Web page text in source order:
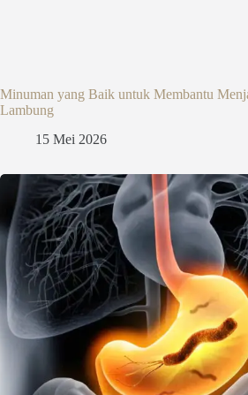
Minuman yang Baik untuk Membantu
Lambung
15 Mei 2026